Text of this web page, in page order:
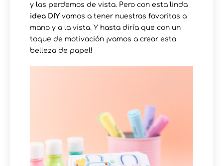
y las perdemos de vista. Pero con esta linda
idea DIY vamos a tener nuestras favoritas a
mano y a la vista. Y hasta diría que con un
toque de motivación ¡vamos a crear esta
belleza de papel!